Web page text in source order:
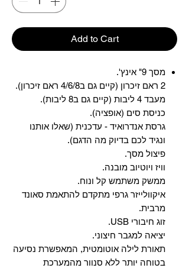
Add to Cart
מסך 9" אינץ'.
2 ראם זיכרון (קיים גם ב4/6/8 ראם זיכרון).
מעבד 4 ליבות (קיים גם ב8 ליבות).
כניסת סים (אופציה).
גרסת אנדרואיד - עדכנית (שאלו אותנו
ונגיד לכם בדיוק מה הדגם).
פיצול מסך.
וויז ויוטיוב מובנה.
ממשק משתמש קל ונוח.
איקוולייזר גרפי מתקדם להתאמת סאונד
מרבית.
זוג חיבורי USB.
יציאה למגבר חיצוני.
תאורת לילה אוטומטית, המאפשרת נסיעה
בטוחה יותר ללא סנוור מהמערכת